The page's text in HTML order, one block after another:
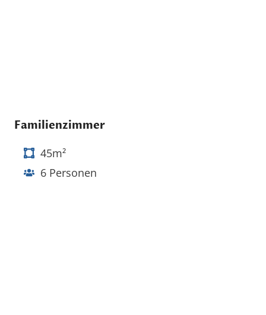
Familienzimmer
45m²
6 Personen